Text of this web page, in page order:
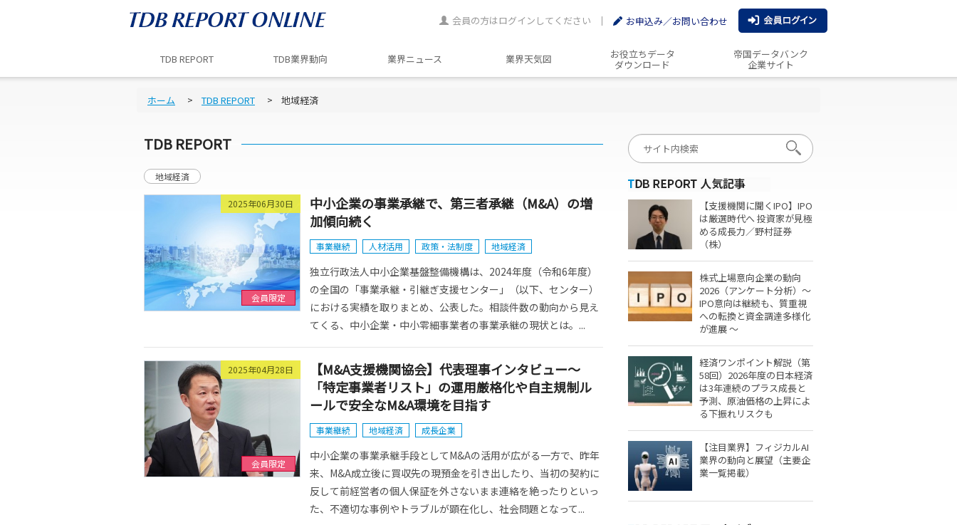
会員の方はログインしてください お申込み／お問い合わせ
TDB REPORT TDB業界動向 業界ニュース 業界天気図 お役立ちデータ
ダウンロード
帝国データバンク
企業サイト
ホーム TDB REPORT 地域経済
TDB REPORT
地域経済
2025年06月30日
会員限定
中小企業の事業承継で、第三者承継（M&A）の増
加傾向続く
事業継続 人材活用 政策・法制度 地域経済
独立行政法人中小企業基盤整備機構は、2024年度（令和6年度）
の全国の「事業承継・引継ぎ支援センター」（以下、センター）
における実績を取りまとめ、公表した。相談件数の動向から見え
てくる、中小企業・中小零細事業者の事業承継の現状とは。...
2025年04月28日
会員限定
【M&A支援機関協会】代表理事インタビュー～
「特定事業者リスト」の運用厳格化や自主規制ル
ールで安全なM&A環境を目指す
事業継続 地域経済 成長企業
中小企業の事業承継手段としてM&Aの活用が広がる一方で、昨年
来、M&A成立後に買収先の現預金を引き出したり、当初の契約に
反して前経営者の個人保証を外さないまま連絡を絶ったりといっ
た、不適切な事例やトラブルが顕在化し、社会問題となって...
【支援機関に聞くIPO】IPO
は厳選時代へ 投資家が見極
める成長力／野村証券
（株）
株式上場意向企業の動向
2026（アンケート分析）～
IPO意向は継続も、質重視
への転換と資金調達多様化
が進展 ～
経済ワンポイント解説（第
58回）2026年度の日本経済
は3年連続のプラス成長と
予測、原油価格の上昇によ
る下振れリスクも
【注目業界】フィジカルAI
業界の動向と展望（主要企
業一覧掲載）